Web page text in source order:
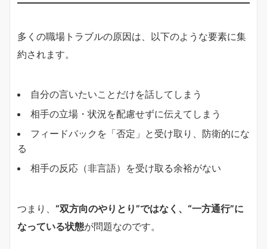
多くの職場トラブルの原因は、以下のような要素に集
約されます。
自分の言いたいことだけを話してしまう
相手の立場・状況を配慮せずに伝えてしまう
フィードバックを「否定」と受け取り、防衛的にな
る
相手の反応（非言語）を受け取る余裕がない
つまり、 “双方向のやりとり”ではなく、“一方通行”に
なっている状態が問題なのです。